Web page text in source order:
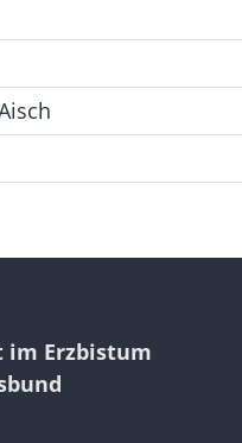
im Erzbistum